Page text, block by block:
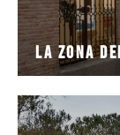
La Zona
Romagna